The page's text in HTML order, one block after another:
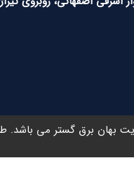
بهان برق گستر می باشد.